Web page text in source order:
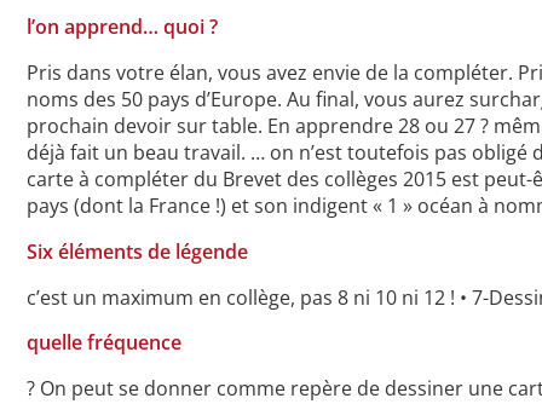
l’on apprend… quoi ?
Pris dans votre élan, vous avez envie de la compléter.
noms des 50 pays d’Europe. Au final, vous aurez
prochain devoir sur table. En apprendre 28 ou 27 ?
déjà fait un beau travail. … on n’est toutefois pas
carte à compléter du Brevet des collèges 2015 est
pays (dont la France !) et son indigent « 1 » océan à
Six éléments de légende
c’est un maximum en collège, pas 8 ni 10 ni 12 ! • 7-
quelle fréquence
? On peut se donner comme repère de dessiner une